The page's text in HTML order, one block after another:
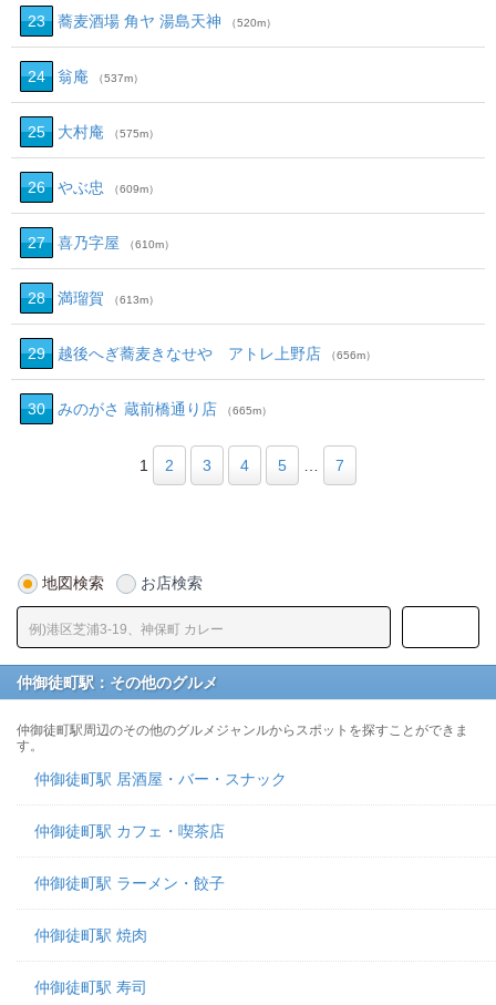
23 蕎麦酒場 角ヤ 湯島天神 （520m）
24 翁庵 （537m）
25 大村庵 （575m）
26 やぶ忠 （609m）
27 喜乃字屋 （610m）
28 満瑠賀 （613m）
29 越後へぎ蕎麦きなせや アトレ上野店 （656m）
30 みのがさ 蔵前橋通り店 （665m）
1 2 3 4 5 7
地図検索 お店検索
仲御徒町駅：その他のグルメ
仲御徒町駅周辺のその他のグルメジャンルからスポットを探すことができま
す。
仲御徒町駅 居酒屋・バー・スナック
仲御徒町駅 カフェ・喫茶店
仲御徒町駅 ラーメン・餃子
仲御徒町駅 焼肉
仲御徒町駅 寿司